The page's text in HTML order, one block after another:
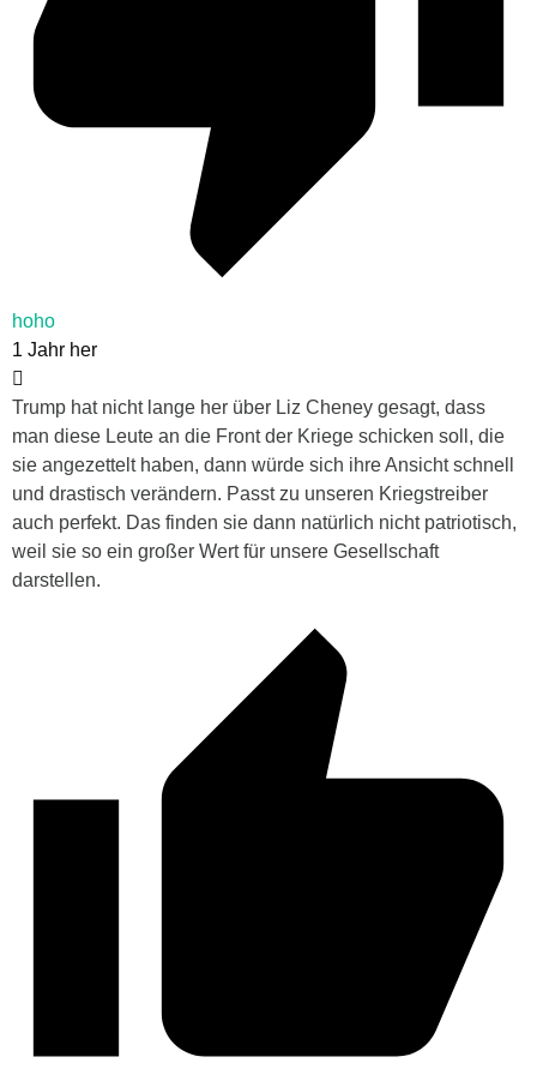
hoho
1 Jahr her
Trump hat nicht lange her über Liz Cheney gesagt, dass
man diese Leute an die Front der Kriege schicken soll, die
sie angezettelt haben, dann würde sich ihre Ansicht schnell
und drastisch verändern. Passt zu unseren Kriegstreiber
auch perfekt. Das finden sie dann natürlich nicht patriotisch,
weil sie so ein großer Wert für unsere Gesellschaft
darstellen.